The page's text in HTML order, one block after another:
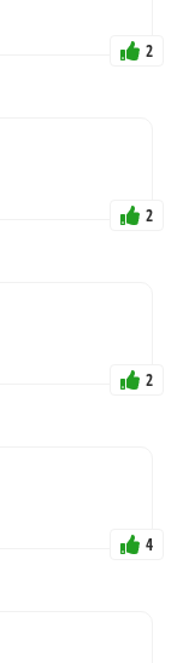
2
2
2
4